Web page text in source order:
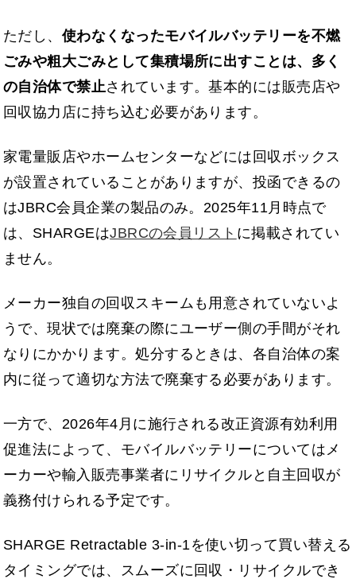
ただし、 使わなくなったモバイルバッテリーを不燃
ごみや粗大ごみとして集積場所に出すことは、多く
の自治体で禁止されています。基本的には販売店や
回収協力店に持ち込む必要があります。
家電量販店やホームセンターなどには回収ボックス
が設置されていることがありますが、投函できるの
はJBRC会員企業の製品のみ。2025年11月時点で
は、SHARGEはJBRCの会員リスト に掲載されてい
ません。
メーカー独自の回収スキームも用意されていないよ
うで、現状では廃棄の際にユーザー側の手間がそれ
なりにかかります。処分するときは、各自治体の案
内に従って適切な方法で廃棄する必要があります。
一方で、2026年4月に施行される改正資源有効利用
促進法によって、モバイルバッテリーについてはメ
ーカーや輸入販売事業者にリサイクルと自主回収が
義務付けられる予定です。
SHARGE Retractable 3-in-1を使い切って買い替える
タイミングでは、スムーズに回収・リサイクルでき